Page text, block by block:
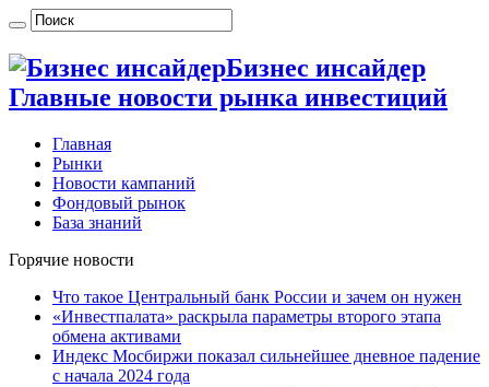
Бизнес инсайдер
Главные новости рынка инвестиций
Главная
Рынки
Новости кампаний
Фондовый рынок
База знаний
Горячие новости
Что такое Центральный банк России и зачем он нужен
«Инвестпалата» раскрыла параметры второго этапа
обмена активами
Индекс Мосбиржи показал сильнейшее дневное падение
с начала 2024 года